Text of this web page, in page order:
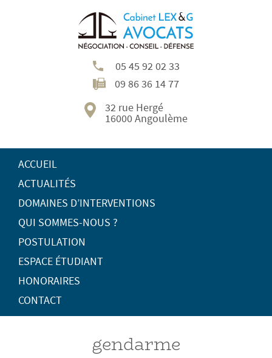
05 45 92 02 33
09 86 36 14 77
32 rue Hergé
16000 Angoulème
ACCUEIL
ACTUALITÉS
DOMAINES D’INTERVENTIONS
QUI SOMMES-NOUS ?
POSTULATION
ESPACE ÉTUDIANT
HONORAIRES
CONTACT
gendarme